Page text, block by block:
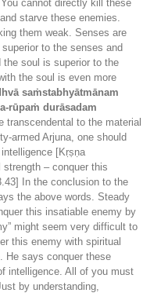
cannot directly kill these
starve these enemies.
them weak. Senses are
to the senses and
the soul is superior to the
the soul is even more
saṁstabhyātmānam
rūpaṁ durāsadam
transcendental to the material
armed Arjuna, one should
[Kṛṣṇa
– conquer this
In the conclusion to the
the above words. Steady
this insatiable enemy by
might seem very difficult to
this enemy with spiritual
He says conquer these
intelligence. All of you must
by understanding,